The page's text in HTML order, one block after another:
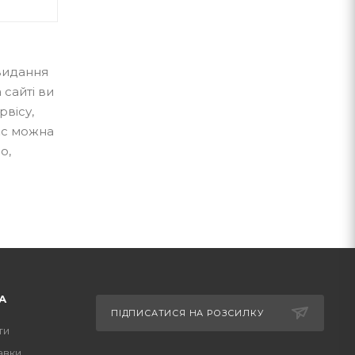
ви
можна
ПІДПИСАТИСЯ НА РОЗСИЛКУ